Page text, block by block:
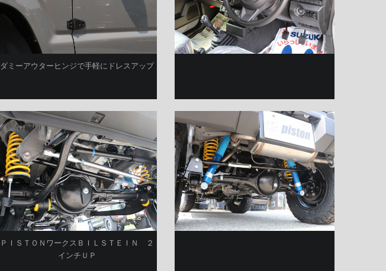
ダミーアウターヒンジで手軽にドレスアップ
ＰＩＳＴＯＮワークスＢＩＬＳＴＥＩＮ ２
インチＵＰ